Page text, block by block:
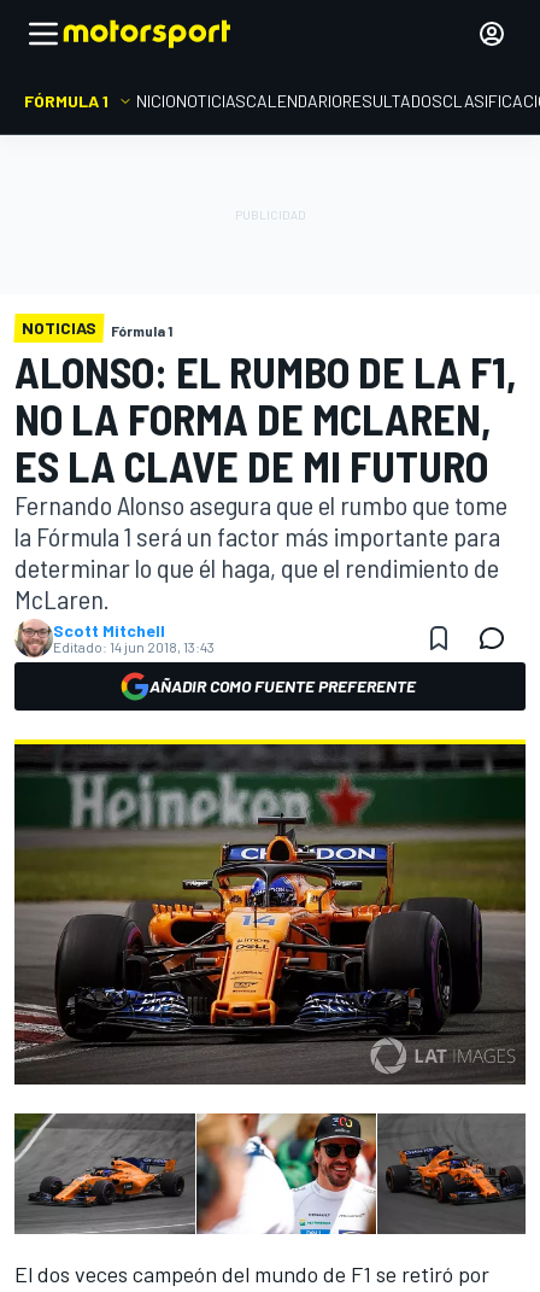
FÓRMULA 1 INICIONOTICIASCALENDARIORESULTADOS
NOTICIAS Fórmula 1
ALONSO: EL RUMBO DE LA F1,
NO LA FORMA DE MCLAREN,
ES LA CLAVE DE MI FUTURO
Fernando Alonso asegura que el rumbo que tome
la Fórmula 1 será un factor más importante para
determinar lo que él haga, que el rendimiento de
McLaren.
Scott Mitchell
Editado: 14 jun 2018, 13:43
AÑADIR COMO FUENTE PREFERENTE
El dos veces campeón del mundo de F1 se retiró por